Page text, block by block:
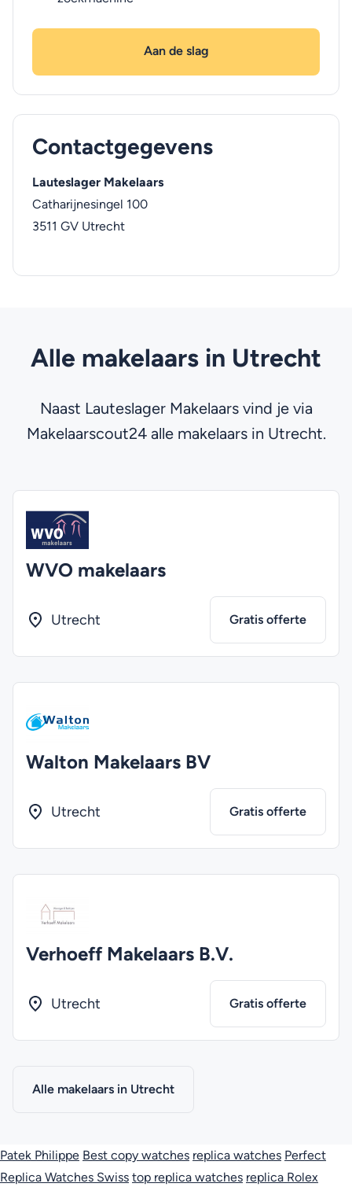
Aan de slag
Contactgegevens
Lauteslager Makelaars
Catharijnesingel 100
3511 GV Utrecht
Alle makelaars in Utrecht
Naast Lauteslager Makelaars vind je via
Makelaarscout24 alle makelaars in Utrecht.
WVO makelaars
Utrecht Gratis offerte
Walton Makelaars BV
Utrecht Gratis offerte
Verhoeff Makelaars B.V.
Utrecht Gratis offerte
Alle makelaars in Utrecht
Patek Philippe Best copy watches replica watches Perfect
Replica Watches Swiss top replica watches replica Rolex